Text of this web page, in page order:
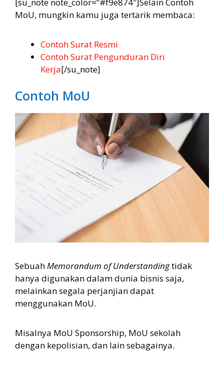
MoU, mungkin kamu juga tertarik membaca:
Contoh Surat Resmi
Contoh Surat Pengunduran Diri
Kerja[/su_note]
Contoh MoU
SebuahMemorandum of Understandingtidak
hanya digunakan dalam dunia bisnis saja,
melainkan segala perjanjian dapat
menggunakan MoU.
Misalnya MoU Sponsorship, MoU sekolah
dengan kepolisian, dan lain sebagainya.